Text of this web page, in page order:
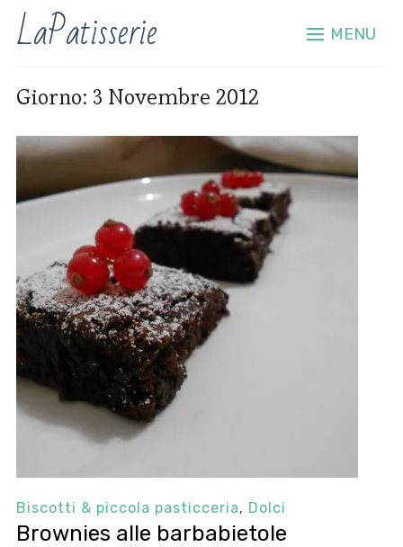
LaPatisserie MENU
Giorno: 3 Novembre 2012
Biscotti & piccola pasticceria, Dolci
Brownies alle barbabietole